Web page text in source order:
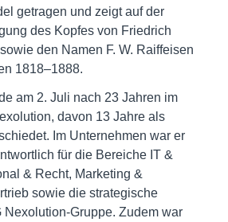
getragen und zeigt auf der
des Kopfes von Friedrich
den Namen F. W. Raiffeisen
1818–1888.
am 2. Juli nach 23 Jahren im
davon 13 Jahre als
Im Unternehmen war er
für die Bereiche IT &
& Recht, Marketing &
sowie die strategische
Nexolution-Gruppe. Zudem war